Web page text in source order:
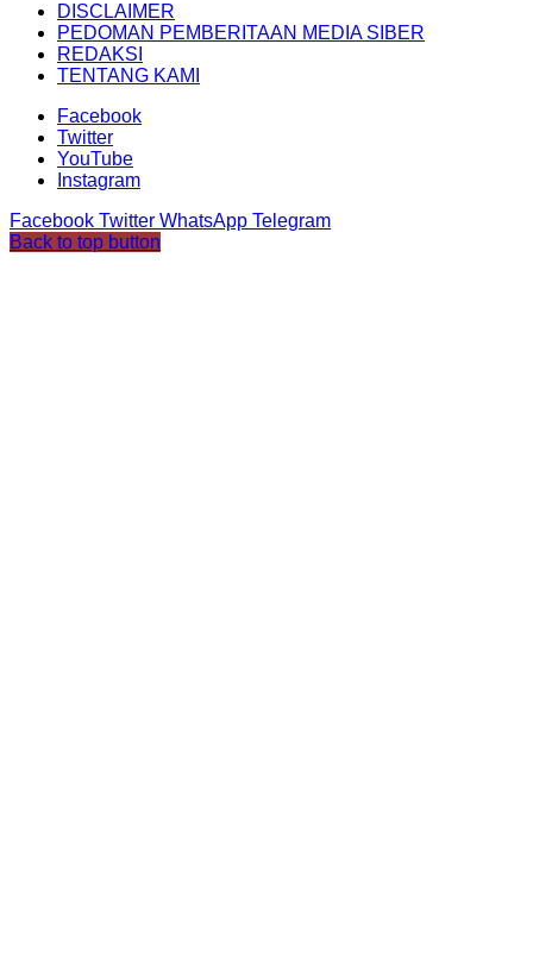
DISCLAIMER
PEDOMAN PEMBERITAAN MEDIA SIBER
REDAKSI
TENTANG KAMI
Facebook
Twitter
YouTube
Instagram
Facebook Twitter WhatsApp Telegram
Back to top button